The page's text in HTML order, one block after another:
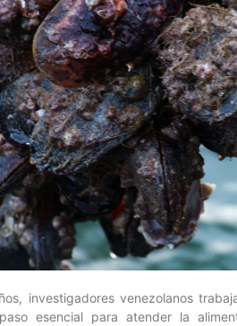
investigadores venezolanos
esencial para atender la